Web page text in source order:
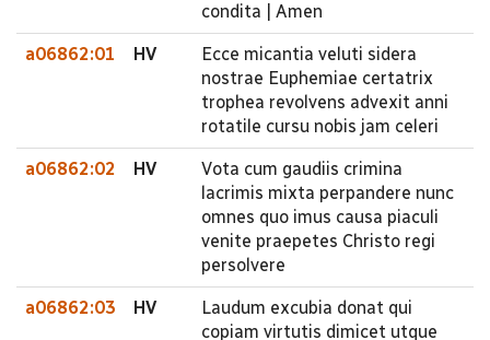
condita | Amen
a06862:01 HV
Ecce micantia veluti sidera
nostrae Euphemiae certatrix
trophea revolvens advexit anni
rotatile cursu nobis jam celeri
a06862:02 HV
Vota cum gaudiis crimina
lacrimis mixta perpandere nunc
omnes quo imus causa piaculi
venite praepetes Christo regi
persolvere
a06862:03 HV
Laudum excubia donat qui
copiam virtutis dimicet utque